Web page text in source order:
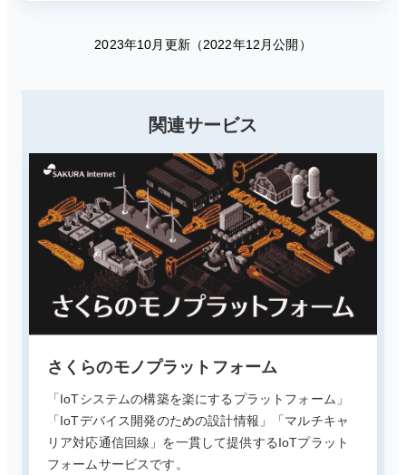
2023年10月更新（2022年12月公開）
関連サービス
さくらのモノプラットフォーム
「IoTシステムの構築を楽にするプラットフォーム」
「IoTデバイス開発のための設計情報」「マルチキャ
リア対応通信回線」を一貫して提供するIoTプラット
フォームサービスです。